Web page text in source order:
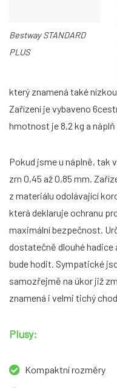
Bestway STANDARD
PLUS
který znamená také
Zařízení je vybaveno
hmotnost je 8,2 kg a
Pokud jsme u náplně, tak
zrn 0,45 až 0,85 mm.
z materiálu odolávající
která deklaruje ochranu
maximální bezpečnost.
dostatečně dlouhé hadice
bude hodit. Sympatické
samozřejmě na úkor již
znamená i velmi tichý
Plusy:
Kompaktní rozměry